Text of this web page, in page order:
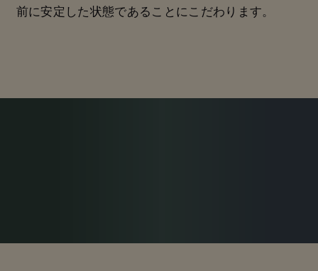
前に安定した状態であることにこだわります。